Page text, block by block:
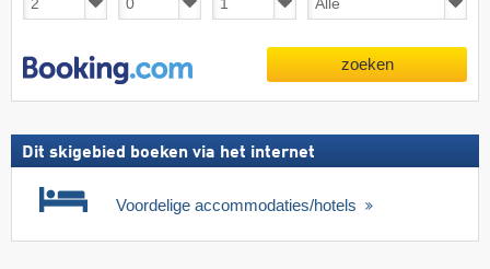
zoeken
Dit skigebied boeken via het internet
Voordelige accommodaties/hotels